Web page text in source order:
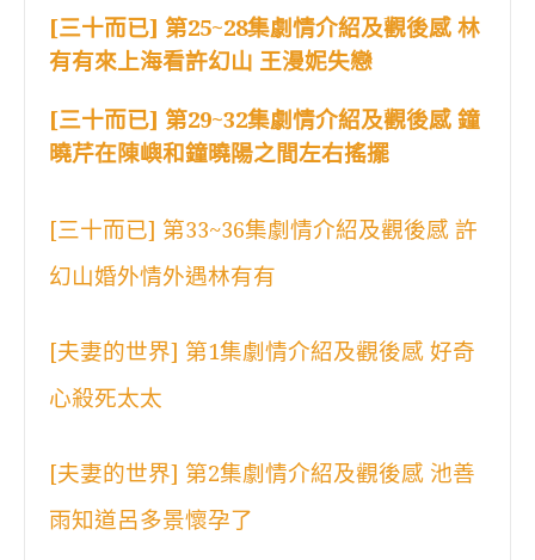
[三十而已] 第25~28集劇情介紹及觀後感 林
有有來上海看許幻山 王漫妮失戀
[三十而已] 第29~32集劇情介紹及觀後感 鐘
曉芹在陳嶼和鐘曉陽之間左右搖擺
[三十而已] 第33~36集劇情介紹及觀後感 許
幻山婚外情外遇林有有
[夫妻的世界] 第1集劇情介紹及觀後感 好奇
心殺死太太
[夫妻的世界] 第2集劇情介紹及觀後感 池善
雨知道呂多景懷孕了